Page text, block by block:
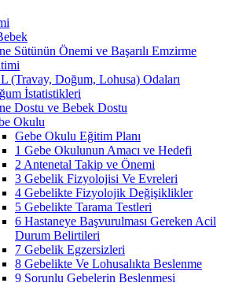
Sütünün Önemi ve Başarılı Emzirme
(Travay, Doğum, Lohusa) Odaları
İstatistikleri
Dostu ve Bebek Dostu
Okulu
Gebe Okulu Eğitim Planı
1 Gebe Okulunun Amacı ve Hedefi
2 Antenetal Takip ve Önemi
3 Gebelik Fizyolojisi Ve Evreleri
4 Gebelikte Fizyolojik Değişiklikler
5 Gebelikte Tarama Testleri
6 Hastaneye Başvurulması Gereken Acil
Durum Belirtileri
7 Gebelik Egzersizleri
8 Gebelikte Ve Lohusalıkta Beslenme
9 Sorunlu Gebelerin Beslenmesi